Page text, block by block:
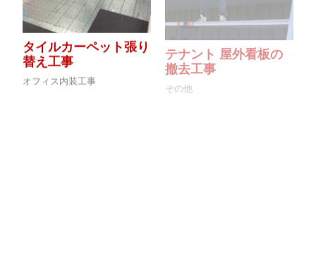
タイルカーペット張り
替え工事
オフィス内装工事
テナント 屋外看板の
撤去工事